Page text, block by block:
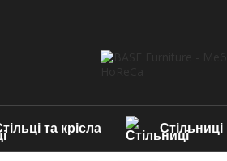
та крісла Стільниці